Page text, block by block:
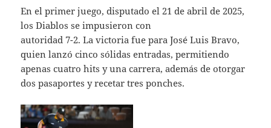
En el primer juego, disputado el 21 de abril de 2025,
los Diablos se impusieron con
autoridad 7-2. La victoria fue para José Luis Bravo,
quien lanzó cinco sólidas entradas, permitiendo
apenas cuatro hits y una carrera, además de otorgar
dos pasaportes y recetar tres ponches.